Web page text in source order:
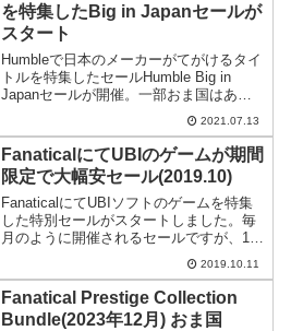
を特集したBig in Japanセールが
スタート
Humbleで日本のメーカーがてがけるタイ
トルを特集したセールHumble Big in
Japanセールが開催。一部おま国はあり
ますが総じて値引率も高いなかなかのセ
ールとなっています。Steamサマーセー
ルで買い逃しがあった方はチェックを。
2021.07.13
FanaticalにてUBIのゲームが期間
限定で大幅安セール(2019.10)
FanaticalにてUBIソフトのゲームを特集
した特別セールがスタートしました。毎
月のように開催されるセールですが、10
月度はどのような感じか大型タイトルを
2019.10.11
Fanatical Prestige Collection
Bundle(2023年12月) おま国